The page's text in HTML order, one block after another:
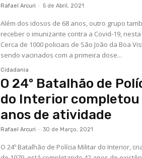
Rafael Arcuri - 5 de Abril, 2021
Além dos idosos de 68 anos, outro grupo
receber o imunizante contra a Covid-19,
Cerca de 1000 policiais de São João da Boa
sendo vacinados com a primeira dose...
Cidadania
O 24º Batalhão de
do Interior completou
anos de atividade
Rafael Arcuri - 30 de Março, 2021
O 24º Batalhão de Polícia Militar do Interior,